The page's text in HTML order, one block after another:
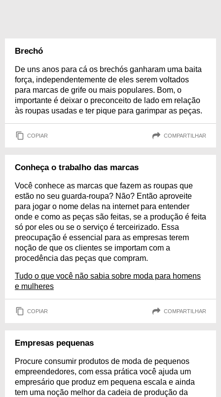
Brechó
De uns anos para cá os brechós ganharam uma baita
força, independentemente de eles serem voltados
para marcas de grife ou mais populares. Bom, o
importante é deixar o preconceito de lado em relação
às roupas usadas e ter pique para garimpar as peças.
COPIAR COMPARTILHAR
Conheça o trabalho das marcas
Você conhece as marcas que fazem as roupas que
estão no seu guarda-roupa? Não? Então aproveite
para jogar o nome delas na internet para entender
onde e como as peças são feitas, se a produção é feita
só por eles ou se o serviço é terceirizado. Essa
preocupação é essencial para as empresas terem
noção de que os clientes se importam com a
procedência das peças que compram.
Tudo o que você não sabia sobre moda para homens
e mulheres
COPIAR COMPARTILHAR
Empresas pequenas
Procure consumir produtos de moda de pequenos
empreendedores, com essa prática você ajuda um
empresário que produz em pequena escala e ainda
tem uma noção melhor da cadeia de produção da